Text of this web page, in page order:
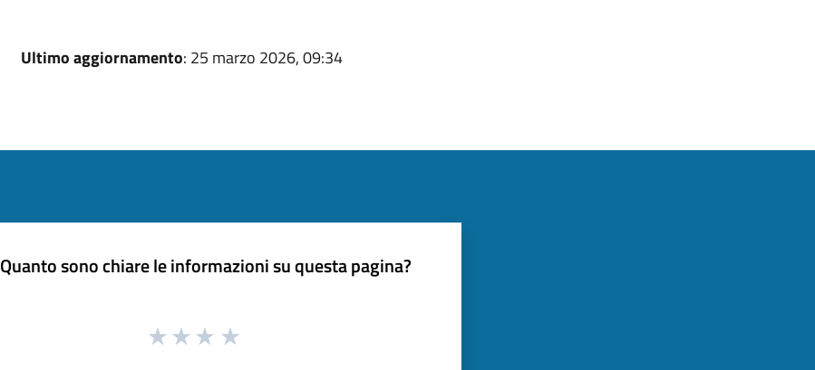
Ultimo aggiornamento: 25 marzo 2026, 09:34
Quanto sono chiare le informazioni su questa pagina?